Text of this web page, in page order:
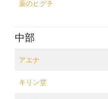
薬のヒグチ
中部
アエナ
キリン堂